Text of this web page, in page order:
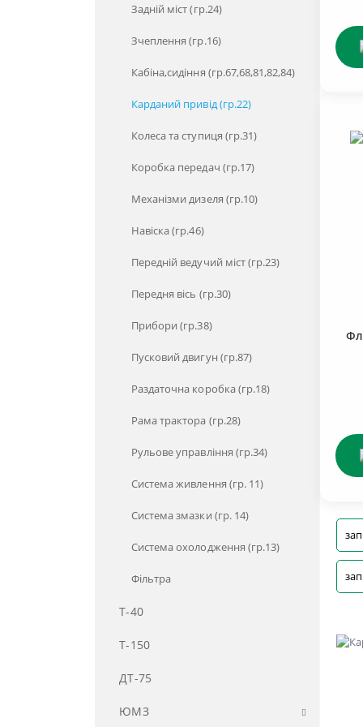
Задній міст (гр.24)
Зчеплення (гр.16)
Кабіна,сидіння (гр.67,68,81,82,84)
Карданий привід (гр.22)
Колеса та ступиця (гр.31)
Коробка передач (гр.17)
Механізми дизеля (гр.10)
Навіска (гр.46)
Передній ведучий міст (гр.23)
Передня вісь (гр.30)
Прибори (гр.38)
Пусковий двигун (гр.87)
Раздаточна коробка (гр.18)
Рама трактора (гр.28)
Рульове управління (гр.34)
Система живлення (гр. 11)
Система змазки (гр. 14)
Система охолодження (гр.13)
Фільтра
Т-40
Т-150
ДТ-75
ЮМЗ